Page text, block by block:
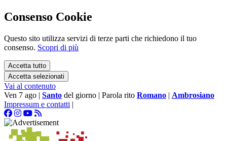
Consenso Cookie
Questo sito utilizza servizi di terze parti che richiedono il tuo
consenso. Scopri di più
Accetta tutto
Accetta selezionati
Vai al contenuto
Ven 7 ago | Santo del giorno | Parola rito Romano | Ambrosiano
Impressum e contatti |